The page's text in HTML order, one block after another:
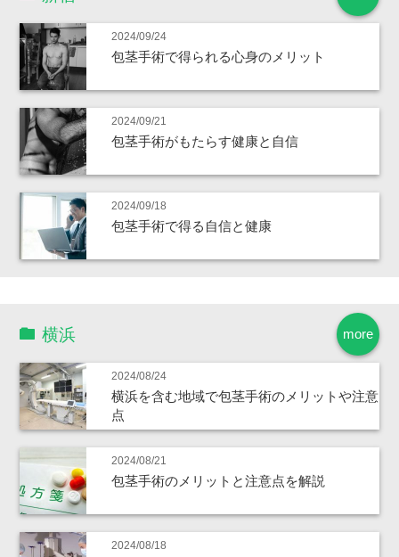
2024/09/24
包茎手術で得られる心身のメリット
2024/09/21
包茎手術がもたらす健康と自信
2024/09/18
包茎手術で得る自信と健康
more
横浜
2024/08/24
横浜を含む地域で包茎手術のメリットや注意
点
2024/08/21
包茎手術のメリットと注意点を解説
2024/08/18